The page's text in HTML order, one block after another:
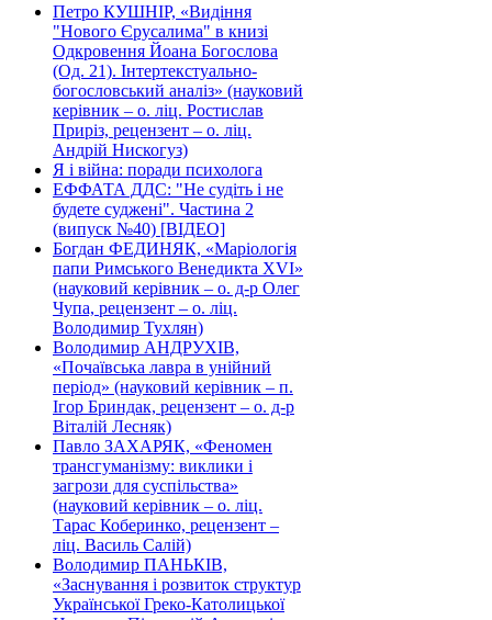
Петро КУШНІР, «Видіння
"Нового Єрусалима" в книзі
Одкровення Йоана Богослова
(Од. 21). Інтертекстуально-
богословський аналіз» (науковий
керівник – о. ліц. Ростислав
Приріз, рецензент – о. ліц.
Андрій Нискогуз)
Я і війна: поради психолога
ЕФФАТА ДДС: "Не судіть і не
будете суджені". Частина 2
(випуск №40) [ВІДЕО]
Богдан ФЕДИНЯК, «Маріологія
папи Римського Венедикта XVI»
(науковий керівник – о. д-р Олег
Чупа, рецензент – о. ліц.
Володимир Тухлян)
Володимир АНДРУХІВ,
«Почаївська лавра в унійний
період» (науковий керівник – п.
Ігор Бриндак, рецензент – о. д-р
Віталій Лесняк)
Павло ЗАХАРЯК, «Феномен
трансгуманізму: виклики і
загрози для суспільства»
(науковий керівник – о. ліц.
Тарас Коберинко, рецензент –
ліц. Василь Салій)
Володимир ПАНЬКІВ,
«Заснування і розвиток структур
Української Греко-Католицької